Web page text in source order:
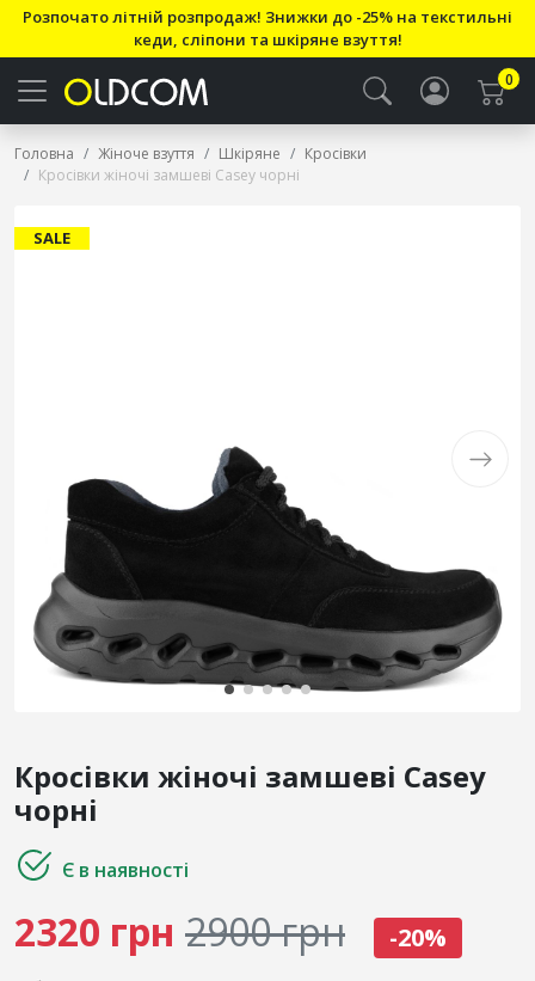
Розпочато літній розпродаж! Знижки до -25% на текстильні
кеди, сліпони та шкіряне взуття!
0
Головна Жіноче взуття Шкіряне
Кросівки
Кросівки жіночі замшеві Casey чорні
SALE
Кросівки жіночі замшеві Casey
чорні
Є в наявності
2320 грн 2900 грн -20%